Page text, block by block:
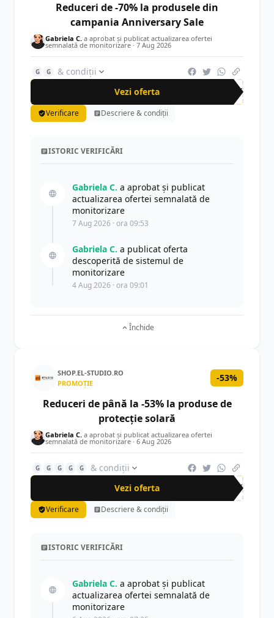
Reduceri de -70% la produsele din
campania Anniversary Sale
Gabriela C. a aprobat și publicat actualizarea ofertei
semnalată de monitorizare · 7 Aug 2026
G G
& condiții
Vezi oferta
-70%
Verificare Descriere & condiții
ISTORIC VERIFICĂRI
Gabriela C. a aprobat și publicat
actualizarea ofertei semnalată de
monitorizare
7 Aug 2026 · ora 09:53
Gabriela C. a publicat oferta
descoperită de sistemul de
monitorizare
4 Aug 2026 · ora 09:01
Închide
SHOP.EL-STUDIO.RO
PROMOȚIE
-53%
Reduceri de până la -53% la produse de
protecție solară
Gabriela C. a aprobat și publicat actualizarea ofertei
semnalată de monitorizare · 6 Aug 2026
G G G G G
& condiții
Vezi oferta
-53%
Verificare Descriere & condiții
ISTORIC VERIFICĂRI
Gabriela C. a aprobat și publicat
actualizarea ofertei semnalată de
monitorizare